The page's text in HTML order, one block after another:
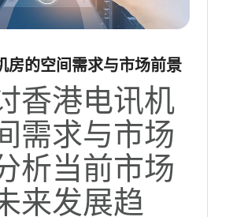
房的空间需求与市场前景
香港电讯机
需求与市场
析当前市场
来发展趋